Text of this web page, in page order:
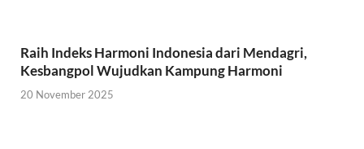
Raih Indeks Harmoni Indonesia dari Mendagri,
Kesbangpol Wujudkan Kampung Harmoni
20 November 2025